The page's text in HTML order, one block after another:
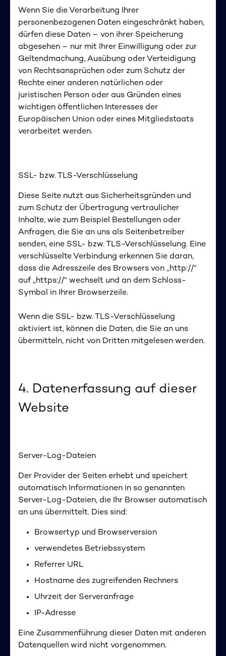
Wenn Sie die Verarbeitung Ihrer
personenbezogenen Daten eingeschränkt haben,
dürfen diese Daten – von ihrer Speicherung
abgesehen – nur mit Ihrer Einwilligung oder zur
Geltendmachung, Ausübung oder Verteidigung
von Rechtsansprüchen oder zum Schutz der
Rechte einer anderen natürlichen oder
juristischen Person oder aus Gründen eines
wichtigen öffentlichen Interesses der
Europäischen Union oder eines Mitgliedstaats
verarbeitet werden.
SSL- bzw. TLS-Verschlüsselung
Diese Seite nutzt aus Sicherheitsgründen und
zum Schutz der Übertragung vertraulicher
Inhalte, wie zum Beispiel Bestellungen oder
Anfragen, die Sie an uns als Seitenbetreiber
senden, eine SSL- bzw. TLS-Verschlüsselung. Eine
verschlüsselte Verbindung erkennen Sie daran,
dass die Adresszeile des Browsers von „http://“
auf „https://“ wechselt und an dem Schloss-
Symbol in Ihrer Browserzeile.
Wenn die SSL- bzw. TLS-Verschlüsselung
aktiviert ist, können die Daten, die Sie an uns
übermitteln, nicht von Dritten mitgelesen werden.
4. Datenerfassung auf dieser
Website
Server-Log-Dateien
Der Provider der Seiten erhebt und speichert
automatisch Informationen in so genannten
Server-Log-Dateien, die Ihr Browser automatisch
an uns übermittelt. Dies sind:
Browsertyp und Browserversion
verwendetes Betriebssystem
Referrer URL
Hostname des zugreifenden Rechners
Uhrzeit der Serveranfrage
IP-Adresse
Eine Zusammenführung dieser Daten mit anderen
Datenquellen wird nicht vorgenommen.